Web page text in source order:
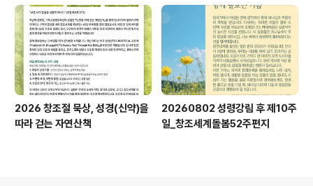
2026 창조절 묵상, 성경(신약)을
따라 걷는 자연산책
20260802 성령강림 후 제10주
일_창조세계돌봄52주편지